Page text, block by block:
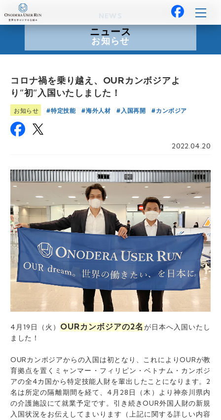
ニュース
お知らせ
コロナ禍を乗り越え、OURカンボジアよ
り”初”入国いたしました！
お知らせ 特定技能 海外人材 入国再開 カンボジア
2022.04.20
4月19日（火） OURカンボジアの2名 が日本へ入国いたし
ました！
OURカンボジアからの入国は初となり、これによりOURが教
育拠点を置くミャンマー・フィリピン・ベトナム・カンボジ
アの全4カ国から特定技能人財を輩出したことになります。2
名は所定の隔離期間を経て、4月28日（木）より神奈川県内
の介護施設にて就業予定です。引き続きOUR外国人財の新規
入国状況をお伝えしてまいります（上記に関する詳しい内容